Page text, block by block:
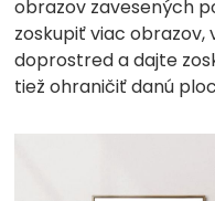
obrazov zavesených
zoskupiť viac obrazov,
doprostred a dajte
tiež ohraničiť danú